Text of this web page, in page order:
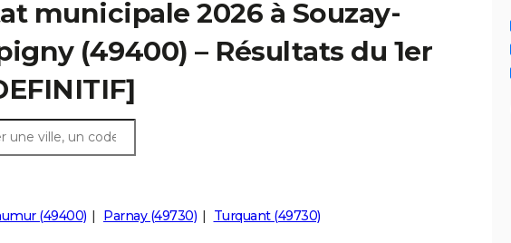
municipale 2026 à Souzay-
(49400) – Résultats du 1er
(49400) Parnay (49730) Turquant (49730)